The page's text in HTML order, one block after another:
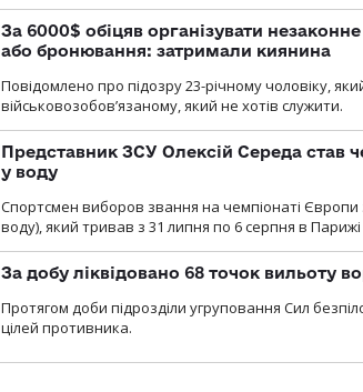
За 6000$ обіцяв організувати
або бронювання: затримали киянина
Повідомлено про підозру 23-річному чоловіку,
військовозобов’язаному, який не хотів служити.
Представник ЗСУ Олексій Середа став
у воду
Спортсмен виборов звання на чемпіонаті Європи
воду), який тривав з 31 липня по 6 серпня в
За добу ліквідовано 68 точок вильоту
Протягом доби підрозділи угруповання Сил
цілей противника.